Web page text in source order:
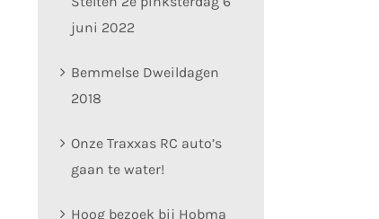
juni 2022
Bemmelse Dweildagen
2018
Onze Traxxas RC auto’s
gaan te water!
Hoog bezoek bij Hobma